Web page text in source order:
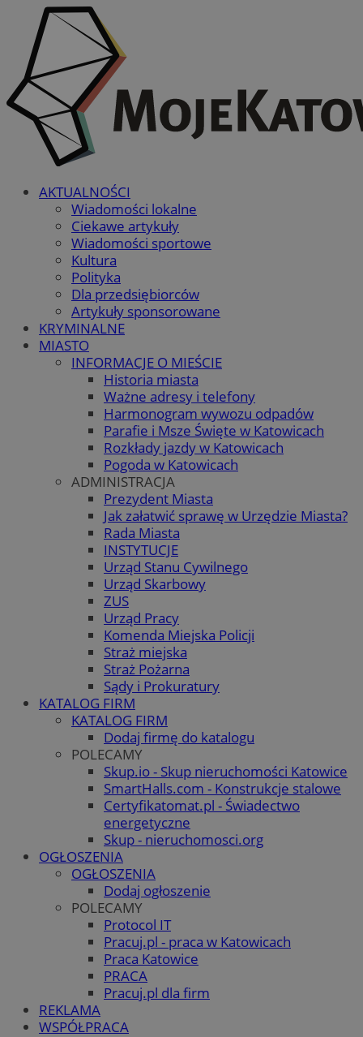
AKTUALNOŚCI
Wiadomości lokalne
Ciekawe artykuły
Wiadomości sportowe
Kultura
Polityka
Dla przedsiębiorców
Artykuły sponsorowane
KRYMINALNE
MIASTO
INFORMACJE O MIEŚCIE
Historia miasta
Ważne adresy i telefony
Harmonogram wywozu odpadów
Parafie i Msze Święte w Katowicach
Rozkłady jazdy w Katowicach
Pogoda w Katowicach
ADMINISTRACJA
Prezydent Miasta
Jak załatwić sprawę w Urzędzie Miasta?
Rada Miasta
INSTYTUCJE
Urząd Stanu Cywilnego
Urząd Skarbowy
ZUS
Urząd Pracy
Komenda Miejska Policji
Straż miejska
Straż Pożarna
Sądy i Prokuratury
KATALOG FIRM
KATALOG FIRM
Dodaj firmę do katalogu
POLECAMY
Skup.io - Skup nieruchomości Katowice
SmartHalls.com - Konstrukcje stalowe
Certyfikatomat.pl - Świadectwo
energetyczne
Skup - nieruchomosci.org
OGŁOSZENIA
OGŁOSZENIA
Dodaj ogłoszenie
POLECAMY
Protocol IT
Pracuj.pl - praca w Katowicach
Praca Katowice
PRACA
Pracuj.pl dla firm
REKLAMA
WSPÓŁPRACA